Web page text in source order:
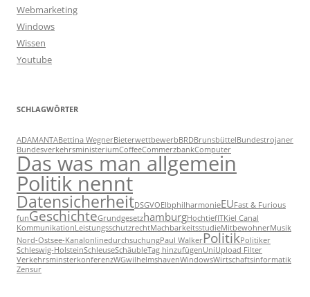
Webmarketing
Windows
Wissen
Youtube
SCHLAGWÖRTER
ADAMANTABettina WegnerBieterwettbewerbBRDBrunsbüttelBundestrojaner
BundesverkehrsministeriumCoffeeCommerzbankComputer
Das was man allgemein
Politik nennt
DatensicherheitDSGVOElbphilharmonieEUFast & Furious
funGeschichteGrundgesetzhamburgHochtiefITKiel Canal
KommunikationLeistungsschutzrechtMachbarkeitsstudieMitbewohnerMusik
Nord-Ostsee-KanalonlinedurchsuchungPaul WalkerPolitikPolitiker
Schleswig-HolsteinSchleuseSchäubleTag hinzufügenUniUpload Filter
VerkehrsminsterkonferenzWGwilhelmshavenWindowsWirtschaftsinformatik
Zensur